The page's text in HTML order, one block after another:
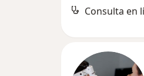
Consulta en